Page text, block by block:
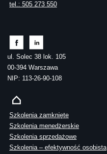
tel.: 505 273 550
ul. Solec 38 lok. 105
00-394 Warszawa
NIP: 113-26-90-108
Szkolenia zamknięte
Szkolenia menedżerskie
Szkolenia sprzedażowe
Szkolenia – efektywność osobista